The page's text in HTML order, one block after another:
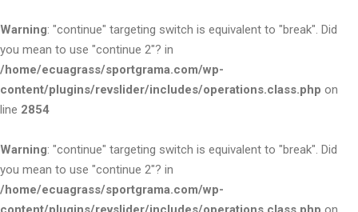
Warning: "continue" targeting switch is equivalent to "break". Did
you mean to use "continue 2"? in
/home/ecuagrass/sportgrama.com/wp-
content/plugins/revslider/includes/operations.class.php on
line 2854
Warning: "continue" targeting switch is equivalent to "break". Did
you mean to use "continue 2"? in
/home/ecuagrass/sportgrama.com/wp-